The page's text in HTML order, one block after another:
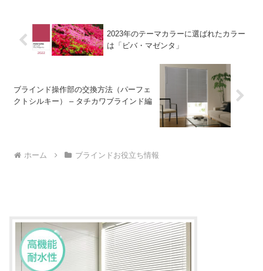
2023年のテーマカラーに選ばれたカラー
は「ビバ・マゼンタ」
ブラインド操作部の交換方法（パーフェ
クトシルキー） – タチカワブラインド編
ホーム ブラインドお役立ち情報